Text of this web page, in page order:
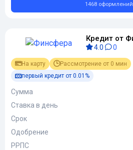
1468 оформлений
Кредит от
4.0 0
На карту
Рассмотрение от 0 мин
первый кредит от 0.01%
Сумма
Ставка в день
Срок
Одобрение
РРПС